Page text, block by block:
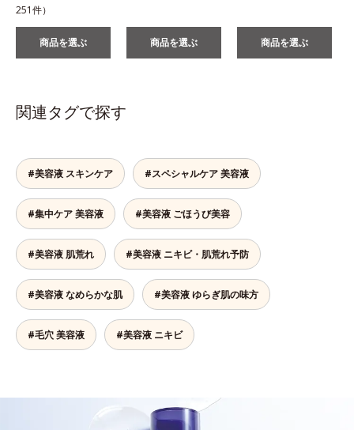
251件）
商品を選ぶ 商品を選ぶ 商品を選ぶ
関連タグで探す
#美容液 スキンケア #スペシャルケア 美容液
#集中ケア 美容液 #美容液 ごほうび美容
#美容液 肌荒れ #美容液 ニキビ・肌荒れ予防
#美容液 なめらかな肌 #美容液 ゆらぎ肌の味方
#毛穴 美容液 #美容液 ニキビ